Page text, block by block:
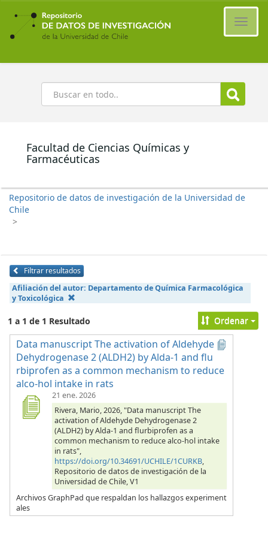
Ir
contenido
principal
Buscar
Facultad de Ciencias Químicas y
Farmacéuticas
Repositorio de datos de investigación de la Universidad de
Chile
>
Filtrar resultados
Afiliación del autor: Departamento de Química Farmacológica
y Toxicológica
1 a 1 de 1 Resultado Ordenar
Data manuscript The activation of Aldehyde
Dehydrogenase 2 (ALDH2) by Alda-1 and flu
rbiprofen as a common mechanism to reduce
alco-hol intake in rats
21 ene. 2026
Rivera, Mario, 2026, "Data manuscript The
activation of Aldehyde Dehydrogenase 2
(ALDH2) by Alda-1 and flurbiprofen as a
common mechanism to reduce alco-hol intake
in rats",
https://doi.org/10.34691/UCHILE/1CURKB,
Repositorio de datos de investigación de la
Universidad de Chile, V1
Archivos GraphPad que respaldan los hallazgos experiment
ales